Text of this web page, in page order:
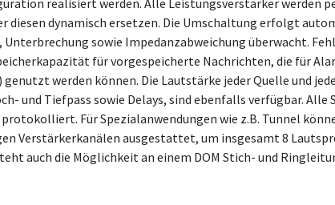
realisiert werden. Alle Leistungsverstärker werden
dynamisch ersetzen. Die Umschaltung erfolgt
sowie Impedanzabweichung überwacht.
für vorgespeicherte Nachrichten, die für
werden können. Die Lautstärke jeder Quelle und
und Tiefpass sowie Delays, sind ebenfalls verfügbar. Alle
Für Spezialanwendungen wie z.B. Tunnel
Verstärkerkanälen ausgestattet, um insgesamt 8
auch die Möglichkeit an einem DOM Stich- und